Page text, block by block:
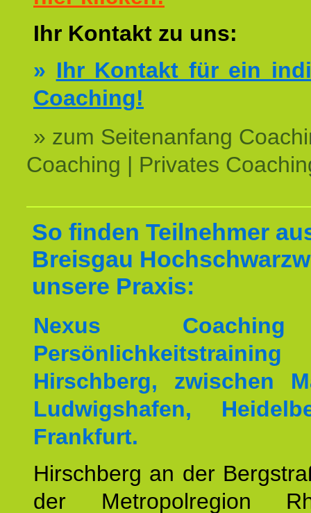
Ihr Kontakt zu uns:
» Ihr Kontakt für ein
Coaching!
» zum Seitenanfang
Coaching | Privates
So finden Teilnehmer
Breisgau
unsere Praxis:
Nexus
Hirschberg, zwischen
Ludwigshafen,
Frankfurt.
Hirschberg an der
der Metropolregion